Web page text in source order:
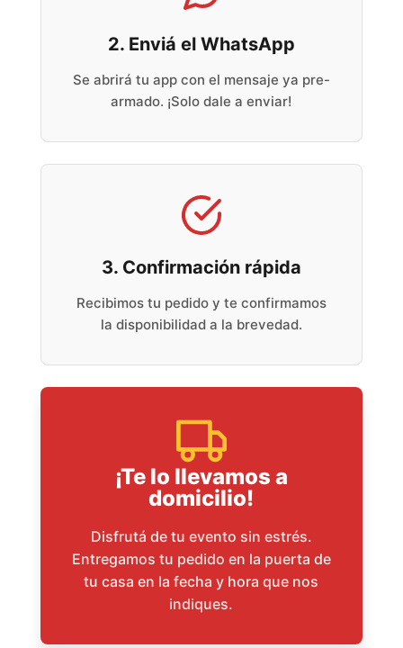
2. Enviá el WhatsApp
Se abrirá tu app con el mensaje ya pre-
armado. ¡Solo dale a enviar!
3. Confirmación rápida
Recibimos tu pedido y te confirmamos
la disponibilidad a la brevedad.
¡Te lo llevamos a
domicilio!
Disfrutá de tu evento sin estrés.
Entregamos tu pedido en la puerta de
tu casa en la fecha y hora que nos
indiques.